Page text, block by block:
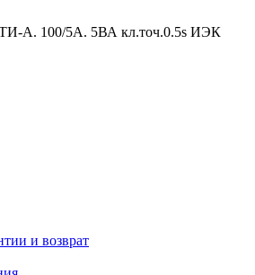
А. 100/5А. 5ВА кл.точ.0.5s ИЭК
и возврат